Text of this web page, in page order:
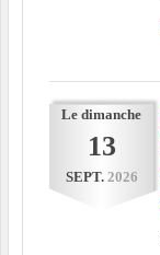
Le dimanche
13
SEPT. 2026